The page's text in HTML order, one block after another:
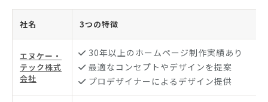
社名 3つの特徴
エヌケー・
テック株式
会社
30年以上のホームページ制作実績あり
最適なコンセプトやデザインを提案
プロデザイナーによるデザイン提供